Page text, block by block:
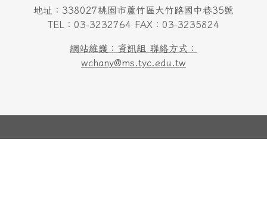
地址：338027桃園市蘆竹區大竹路國中巷35號
TEL：03-3232764 FAX：03-3235824
網站維護：資訊組 聯絡方式：
wchany@ms.tyc.edu.tw